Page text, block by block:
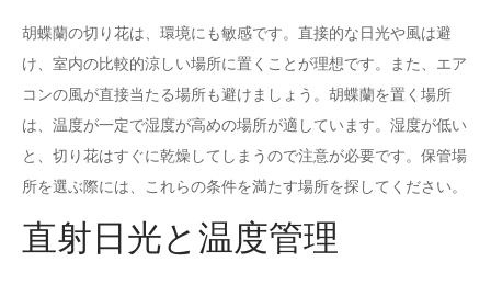
胡蝶蘭の切り花は、環境にも敏感です。直接的な日光や風は避
け、室内の比較的涼しい場所に置くことが理想です。また、エア
コンの風が直接当たる場所も避けましょう。胡蝶蘭を置く場所
は、温度が一定で湿度が高めの場所が適しています。湿度が低い
と、切り花はすぐに乾燥してしまうので注意が必要です。保管場
所を選ぶ際には、これらの条件を満たす場所を探してください。
直射日光と温度管理